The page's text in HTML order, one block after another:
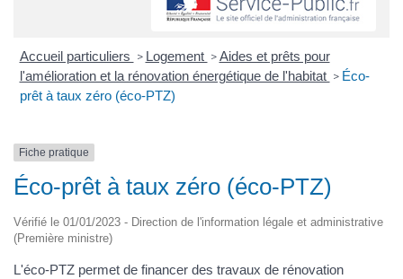
Accueil particuliers > Logement > Aides et prêts pour
l'amélioration et la rénovation énergétique de l'habitat > Éco-
prêt à taux zéro (éco-PTZ)
Fiche pratique
Éco-prêt à taux zéro (éco-PTZ)
Vérifié le 01/01/2023 - Direction de l'information légale et administrative
(Première ministre)
L'éco-PTZ permet de financer des travaux de rénovation